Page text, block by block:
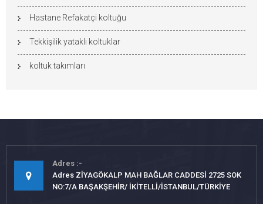
Hastane Refakatçi koltuğu
Tekkişilik yataklı koltuklar
koltuk takımları
Adres
Adres ZİYAGÖKALP MAH BAĞLAR CADDESİ 2725 SOK
NO:7/A BAŞAKŞEHİR/ İKİTELLİ/İSTANBUL/TÜRKİYE